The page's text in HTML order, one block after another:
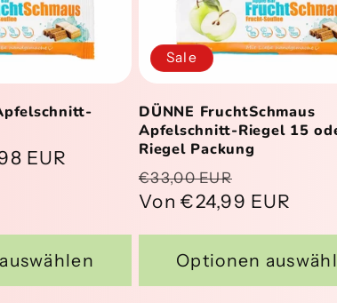
EUR
Sale
DÜNNE FruchtSchmaus
Apfelschnitt-Riegel 15
Riegel Packung
Normaler
Preis
€33,00 EUR
Von €24,99 EUR
Optionen